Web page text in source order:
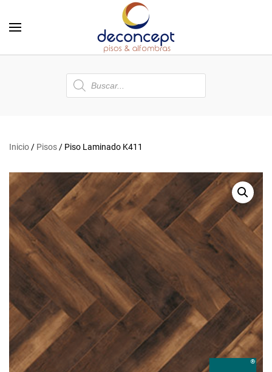
Skip to main content
Búsqueda
de
productos
Inicio / Pisos / Piso Laminado K411